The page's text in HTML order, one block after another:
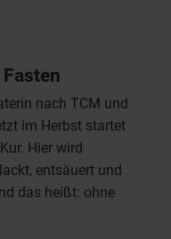
nach TCM und
im Herbst startet
Hier wird
entsäuert und
das heißt: ohne